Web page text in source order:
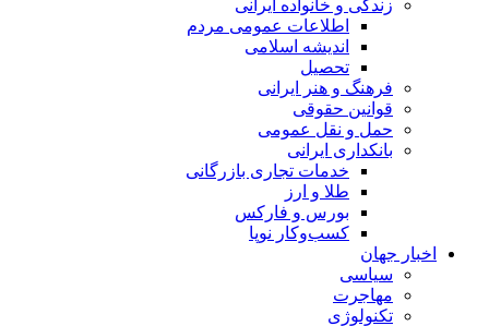
زندگی و خانواده ایرانی
اطلاعات عمومی مردم
اندیشه اسلامی
تحصیل
فرهنگ و هنر ایرانی
قوانین حقوقی
حمل و نقل عمومی
بانکداری ایرانی
خدمات تجاری بازرگانی
طلا و ارز
بورس و فارکس
کسب‌وکار نوپا
اخبار جهان
سیاسی
مهاجرت
تکنولوژی